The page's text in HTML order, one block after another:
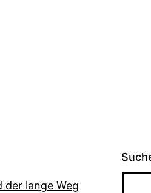
der lange Weg